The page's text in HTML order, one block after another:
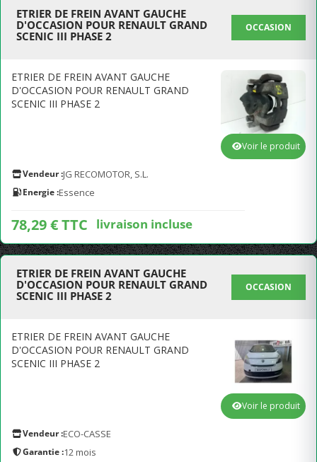
ETRIER DE FREIN AVANT GAUCHE
D'OCCASION POUR RENAULT GRAND
SCENIC III PHASE 2
OCCASION
ETRIER DE FREIN AVANT GAUCHE
D'OCCASION POUR RENAULT GRAND
SCENIC III PHASE 2
Vendeur :JG RECOMOTOR, S.L.
Energie :Essence
78,29 € TTC livraison incluse
Voir le produit
ETRIER DE FREIN AVANT GAUCHE
D'OCCASION POUR RENAULT GRAND
SCENIC III PHASE 2
OCCASION
ETRIER DE FREIN AVANT GAUCHE
D'OCCASION POUR RENAULT GRAND
SCENIC III PHASE 2
Vendeur :ECO-CASSE
Garantie :12 mois
Voir le produit